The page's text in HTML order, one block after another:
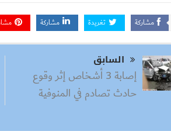
مشاركة تغريدة مشاركة
السابق
إصابة 3 أشخاص إثر وقوع
حادث تصادم في المنوفية